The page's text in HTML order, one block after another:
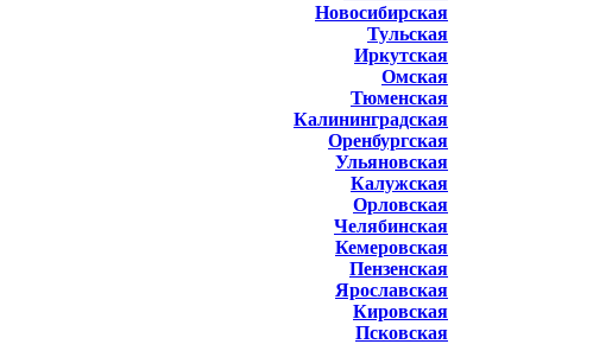
Новосибирская
Тульская
Иркутская
Омская
Тюменская
Калининградская
Оренбургская
Ульяновская
Калужская
Орловская
Челябинская
Кемеровская
Пензенская
Ярославская
Кировская
Псковская